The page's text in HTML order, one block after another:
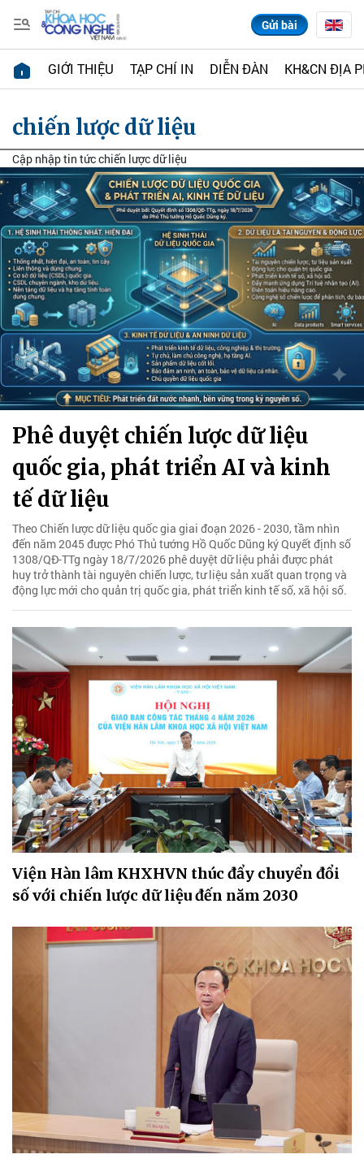
Gửi bài
GIỚI THIỆU TẠP CHÍ IN DIỄN ĐÀN KH&CN ĐỊA
chiến lược dữ liệu
Cập nhập tin tức chiến lược dữ liệu
Phê duyệt chiến lược dữ liệu
quốc gia, phát triển AI và kinh
tế dữ liệu
Theo Chiến lược dữ liệu quốc gia giai đoạn 2026 - 2030, tầm nhìn
đến năm 2045 được Phó Thủ tướng Hồ Quốc Dũng ký Quyết định số
1308/QĐ-TTg ngày 18/7/2026 phê duyệt dữ liệu phải được phát
huy trở thành tài nguyên chiến lược, tư liệu sản xuất quan trọng và
động lực mới cho quản trị quốc gia, phát triển kinh tế số, xã hội số.
Viện Hàn lâm KHXHVN thúc đẩy chuyển đổi
số với chiến lược dữ liệu đến năm 2030